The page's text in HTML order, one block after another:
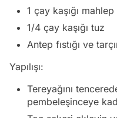
1 çay kaşığı
1/4 çay kaşığı tuz
Antep fıstığı ve
Yapılışı:
Tereyağını
pembeleşinceye